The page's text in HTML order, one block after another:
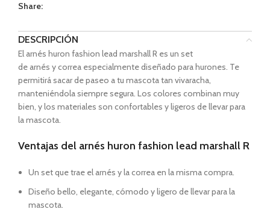
Share:
DESCRIPCIÓN
El arnés huron fashion lead marshall R es un set
de arnés y correa especialmente diseñado para hurones. Te
permitirá sacar de paseo a tu mascota tan vivaracha,
manteniéndola siempre segura. Los colores combinan muy
bien, y los materiales son confortables y ligeros de llevar para
la mascota.
Ventajas del arnés huron fashion lead marshall R
Un set que trae el arnés y la correa en la misma compra.
Diseño bello, elegante, cómodo y ligero de llevar para la
mascota.